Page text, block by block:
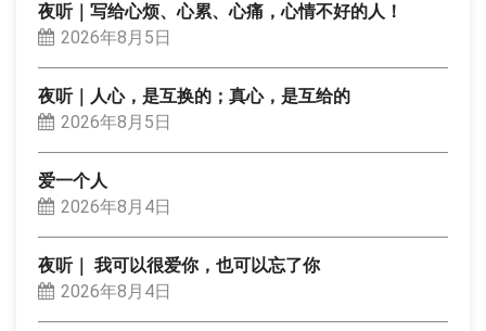
夜听｜写给心烦、心累、心痛，心情不好的人！
2026年8月5日
夜听｜人心，是互换的；真心，是互给的
2026年8月5日
爱一个人
2026年8月4日
夜听｜ 我可以很爱你，也可以忘了你
2026年8月4日